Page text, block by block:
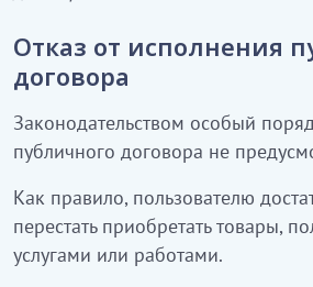
Отказ от исполнения
договора
Законодательством особый
публичного договора не
Как правило, пользователю
перестать приобретать товары,
услугами или работами.